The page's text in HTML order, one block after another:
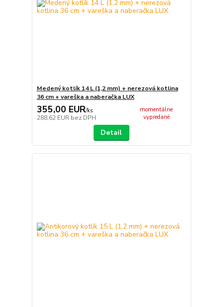
Medený kotlík 14 L (1,2 mm) + nerezová kotlina
36 cm + vareška a naberačka LUX
355,00 EUR/ks
288,62 EUR bez DPH
momentálne
vypredané
Detail